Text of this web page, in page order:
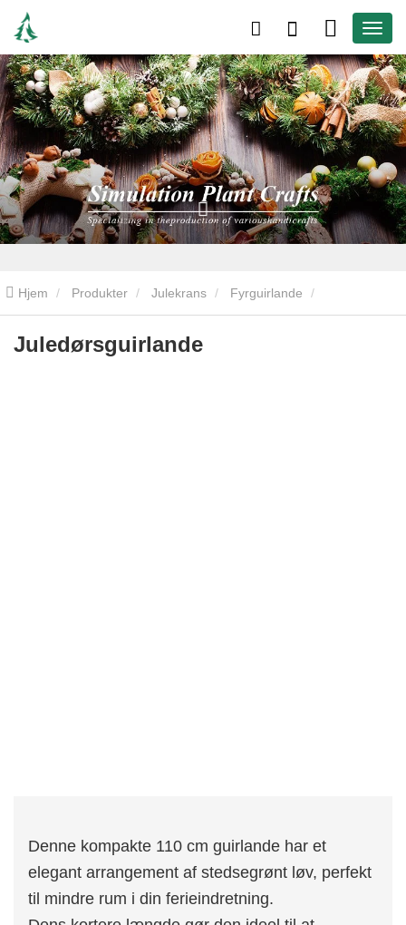
Hjem Produkter Julekrans Fyrguirlande
Juledørsguirlande
Juledørsguirlande
Denne kompakte 110 cm guirlande har et
elegant arrangement af stedsegrønt løv, perfekt
til mindre rum i din ferieindretning.